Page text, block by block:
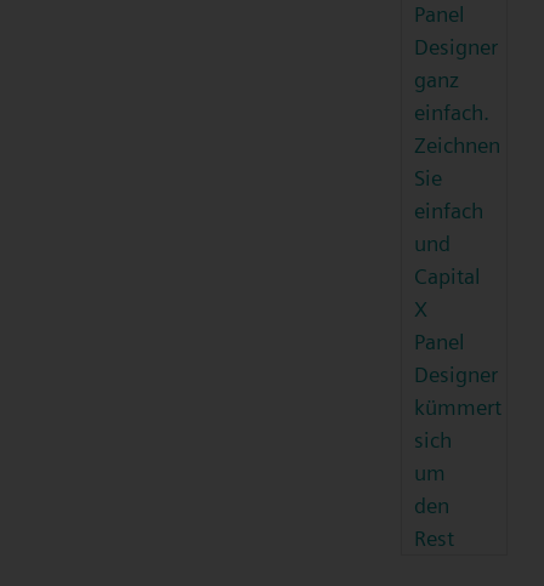
Panel
Designer
ganz
einfach.
Zeichnen
Sie
einfach
und
Capital
X
Panel
Designer
kümmert
sich
um
den
Rest